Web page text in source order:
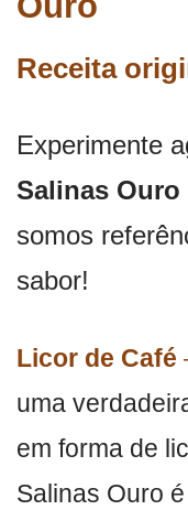
Receita
Experimente
Salinas Ouro
somos
sabor!
Licor de Café
uma
em forma de
Salinas Ouro